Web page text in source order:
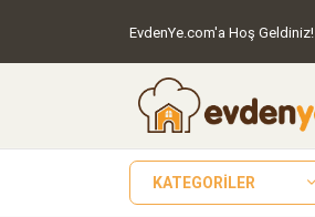
EvdenYe.com'a Hoş Geldiniz!
KATEGORILER